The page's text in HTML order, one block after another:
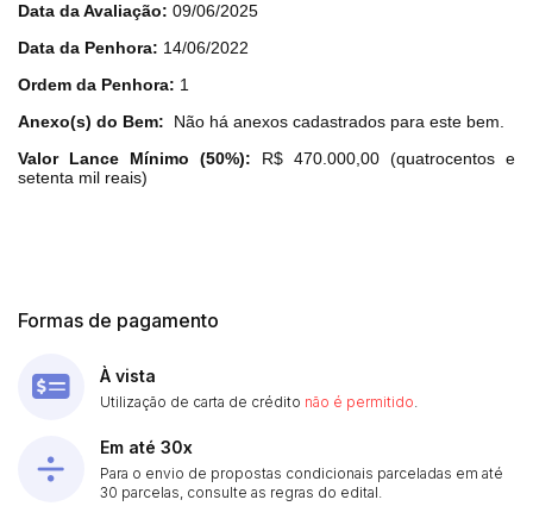
Data da Avaliação: 09/06/2025
Data da Penhora: 14/06/2022
Ordem da Penhora: 1
Anexo(s) do Bem:
Não há anexos cadastrados para este bem.
Valor Lance Mínimo (50%): R$ 470.000,00 (quatrocentos e
setenta mil reais)
Formas de pagamento
À vista
Utilização de carta de crédito não é permitido
Em até 30x
Para o envio de propostas condicionais parceladas em até
30 parcelas, consulte as regras do edital.